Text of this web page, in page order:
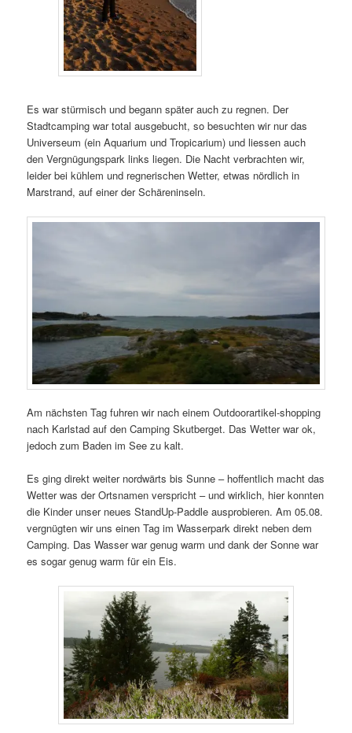
Es war stürmisch und begann später auch zu regnen. Der
Stadtcamping war total ausgebucht, so besuchten wir nur das
Universeum (ein Aquarium und Tropicarium) und liessen auch
den Vergnügungspark links liegen. Die Nacht verbrachten wir,
leider bei kühlem und regnerischen Wetter, etwas nördlich in
Marstrand, auf einer der Schäreninseln.
Am nächsten Tag fuhren wir nach einem Outdoorartikel-shopping
nach Karlstad auf den Camping Skutberget. Das Wetter war ok,
jedoch zum Baden im See zu kalt.
Es ging direkt weiter nordwärts bis Sunne – hoffentlich macht das
Wetter was der Ortsnamen verspricht – und wirklich, hier konnten
die Kinder unser neues StandUp-Paddle ausprobieren. Am 05.08.
vergnügten wir uns einen Tag im Wasserpark direkt neben dem
Camping. Das Wasser war genug warm und dank der Sonne war
es sogar genug warm für ein Eis.